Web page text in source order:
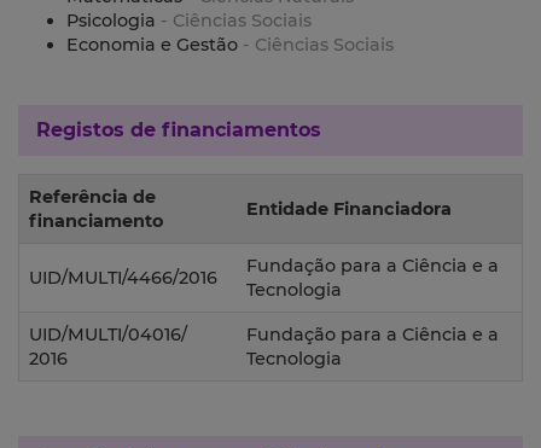
Psicologia - Ciências Sociais
Economia e Gestão - Ciências Sociais
Registos de financiamentos
Referência de
financiamento
Entidade Financiadora
UID/MULTI/4466/2016
Fundação para a Ciência e a
Tecnologia
UID/MULTI/04016/
2016
Fundação para a Ciência e a
Tecnologia